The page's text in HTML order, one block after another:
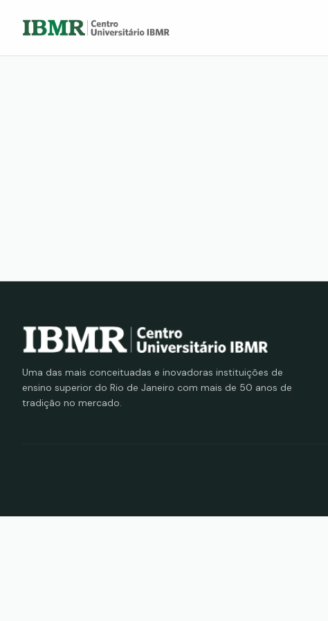
Uma das mais conceituadas e inovadoras instituições de
ensino superior do Rio de Janeiro com mais de 50 anos de
tradição no mercado.